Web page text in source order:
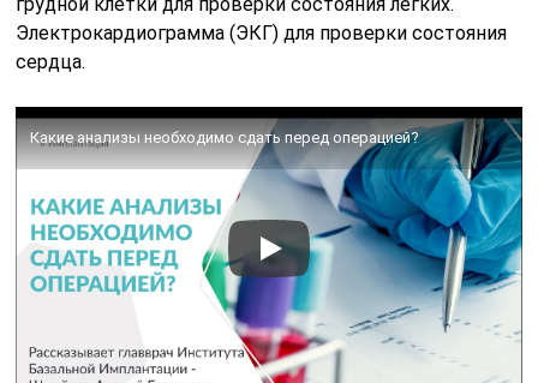
Электрокардиограмма (ЭКГ) для проверки состояния
сердца.
Какие анализы необходимо сдать перед операцией?